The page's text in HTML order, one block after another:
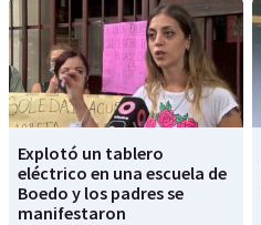
Explotó un tablero
eléctrico en una escuela de
Boedo y los padres se
manifestaron